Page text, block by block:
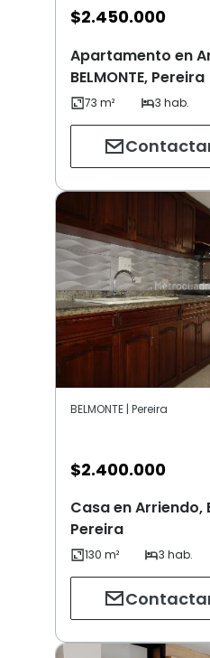
$2.450.000
Apartamento en
BELMONTE, Pereira
BELMONTE | Pereira
$2.400.000
Casa en Arriendo,
Pereira